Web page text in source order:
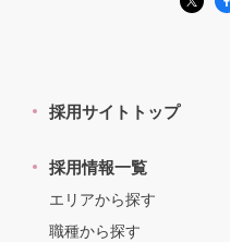
採用サイトトップ
採用情報一覧
エリアから探す
職種から探す